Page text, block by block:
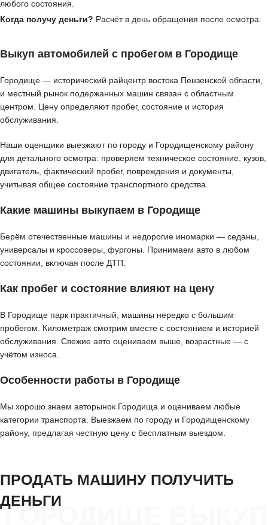
любого состояния.
Когда получу деньги? Расчёт в день обращения после осмотра.
Выкуп автомобилей с пробегом в Городище
Городище — исторический райцентр востока Пензенской области,
и местный рынок подержанных машин связан с областным
центром. Цену определяют пробег, состояние и история
обслуживания.
Наши оценщики выезжают по городу и Городищенскому району
для детального осмотра: проверяем техническое состояние, кузов,
двигатель, фактический пробег, повреждения и документы,
учитывая общее состояние транспортного средства.
Какие машины выкупаем в Городище
Берём отечественные машины и недорогие иномарки — седаны,
универсалы и кроссоверы, фургоны. Принимаем авто в любом
состоянии, включая после ДТП.
Как пробег и состояние влияют на цену
В Городище парк практичный, машины нередко с большим
пробегом. Километраж смотрим вместе с состоянием и историей
обслуживания. Свежие авто оцениваем выше, возрастные — с
учётом износа.
Особенности работы в Городище
Мы хорошо знаем авторынок Городища и оцениваем любые
категории транспорта. Выезжаем по городу и Городищенскому
району, предлагая честную цену с бесплатным выездом.
ГОРОДИЩЕ ВЫКУП
ПРОДАТЬ МАШИНУ ПОЛУЧИТЬ
ДЕНЬГИ